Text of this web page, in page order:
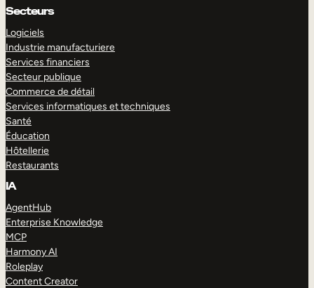
Secteurs
Logiciels
Industrie manufacturiere
Services financiers
Secteur publique
Commerce de détail
Services informatiques et techniques
Santé
Éducation
Hôtellerie
Restaurants
IA
AgentHub
Enterprise Knowledge
MCP
Harmony AI
Roleplay
Content Creator